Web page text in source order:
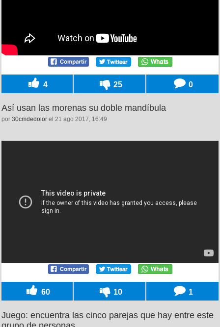
4 25 0
Así usan las morenas su doble mandíbula
por 30cmdedolor el 21 ago 2017, 16:49
60 10 1
Juego: encuentra las cinco parejas que hay entre este